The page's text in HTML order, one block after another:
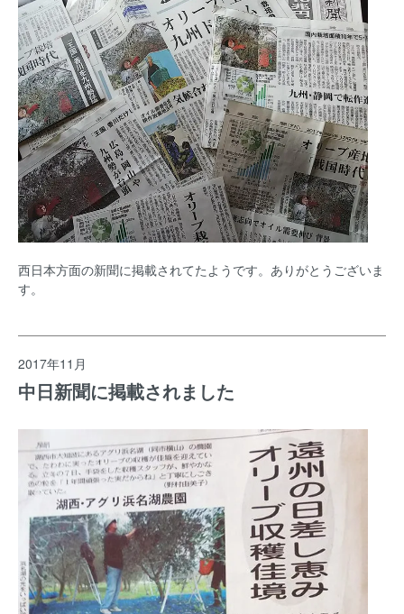
西日本方面の新聞に掲載されてたようです。ありがとうございま
す。
2017年11月
中日新聞に掲載されました